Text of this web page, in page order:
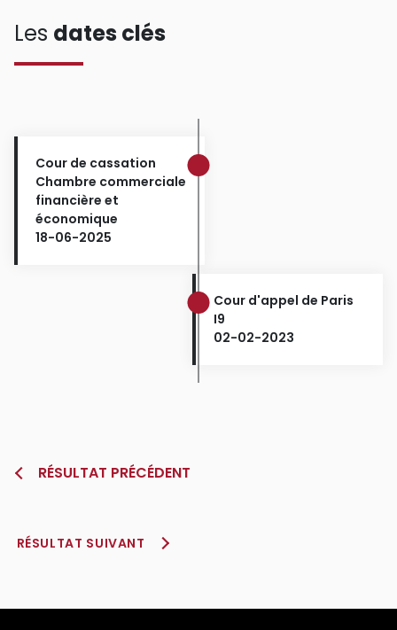
Les dates clés
Cour de cassation
Chambre commerciale
financière et
économique
18-06-2025
Cour d'appel de Paris
I9
02-02-2023
RÉSULTAT PRÉCÉDENT
RÉSULTAT SUIVANT